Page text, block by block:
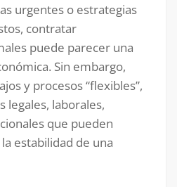
urgentes o estrategias
contratar
puede parecer una
Sin embargo,
y procesos “flexibles”,
legales, laborales,
que pueden
estabilidad de una